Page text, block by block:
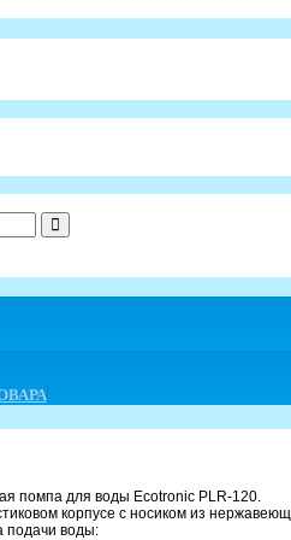
помпа для воды Ecotronic PLR-120.
корпусе с носиком из
подачи воды: